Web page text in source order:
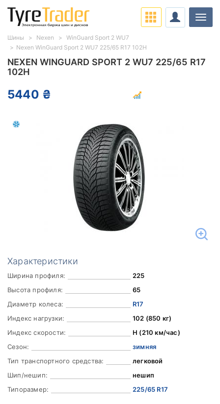
NEXEN WINGUARD SPORT 2 WU7 225/65 R17
102H
5440 ₴
Характеристики
Ширина профиля:
225
Высота профиля:
65
Диаметр колеса:
R17
Индекс нагрузки:
102 (850 кг)
Индекс скорости:
H (210 км/час)
Сезон:
зимняя
Тип транспортного средства:
легковой
Шип/нешип:
нешип
Типоразмер:
225/65 R17
Шины Nexen
WinGuard Sport 2 WU7
Nexen WinGuard Sport 2 WU7 225/65 R17 102H